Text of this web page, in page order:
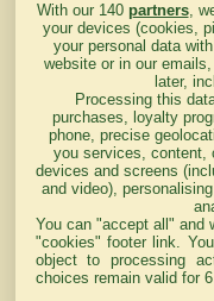
With our 140 partners,
your devices (cookies,
your personal data
website or in our
later,
Processing this
purchases, loyalty
phone, precise
you services, content,
devices and screens
and video),
You can "accept all" and
"cookies" footer link .
object to processing
choices remain valid for 6